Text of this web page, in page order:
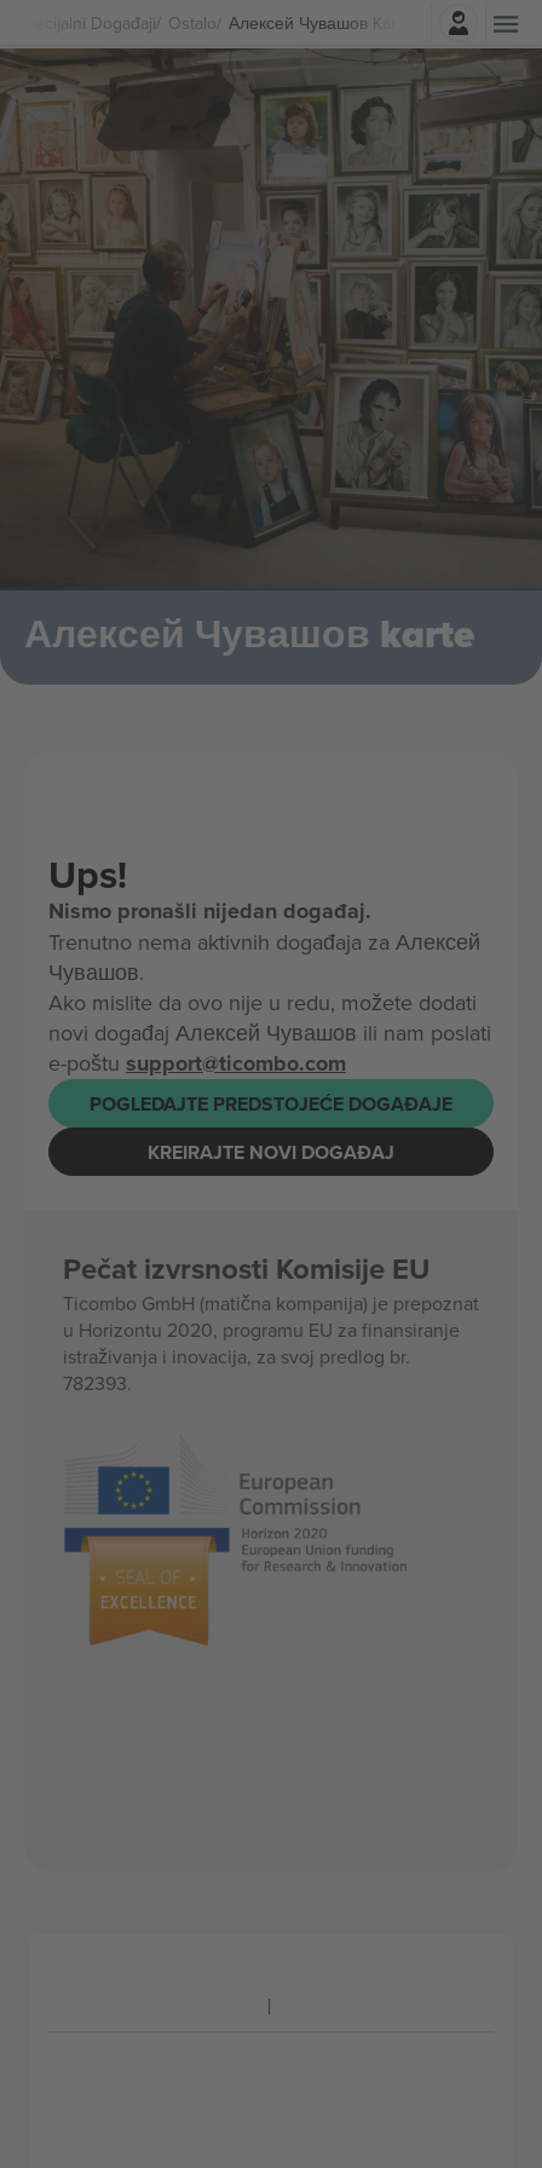
Specijalni Događaji Ostalo Алексей Чувашов Karte
Najavite se
Алексей Чувашов karte
Ups!
Nismo pronašli nijedan događaj.
Trenutno nema aktivnih događaja za Алексей
Чувашов.
Ako mislite da ovo nije u redu, možete dodati
novi događaj Алексей Чувашов ili nam poslati
e-poštu support@ticombo.com
POGLEDAJTE PREDSTOJEĆE DOGAĐAJE
KREIRAJTE NOVI DOGAĐAJ
Pečat izvrsnosti Komisije EU
Ticombo GmbH (matična kompanija) je prepoznat
u Horizontu 2020, programu EU za finansiranje
istraživanja i inovacija, za svoj predlog br.
782393.